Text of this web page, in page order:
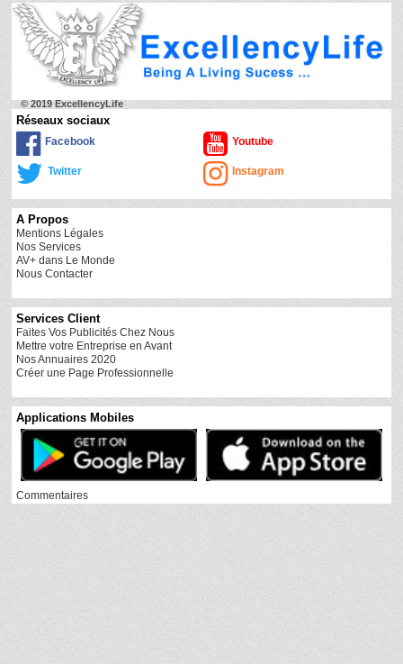
© 2019 ExcellencyLife
Réseaux sociaux
Facebook Youtube
Twitter Instagram
A Propos
Mentions Légales
Nos Services
AV+ dans Le Monde
Nous Contacter
Services Client
Faites Vos Publicités Chez Nous
Mettre votre Entreprise en Avant
Nos Annuaires 2020
Créer une Page Professionnelle
Applications Mobiles
Commentaires